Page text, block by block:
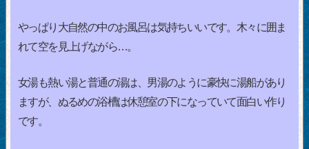
やっぱり大自然の中のお風呂は気持ちいいです。木々に囲ま
れて空を見上げながら…。
女湯も熱い湯と普通の湯は、男湯のように豪快に湯船があり
ますが、ぬるめの浴槽は休憩室の下になっていて面白い作り
です。